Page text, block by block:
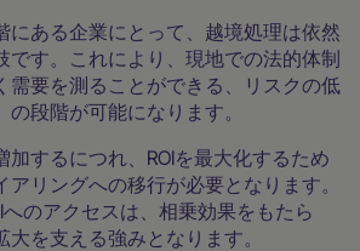
にある企業にとって、越境処理は依然
です。これにより、現地での法的体制
需要を測ることができる、リスクの低
段階が可能になります。
加するにつれ、ROIを最大化するため
リングへの移行が必要となります。
のアクセスは、相乗効果をもたら
大を支える強みとなります。